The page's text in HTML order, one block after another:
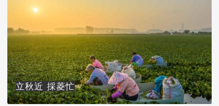
立秋近 採菱忙